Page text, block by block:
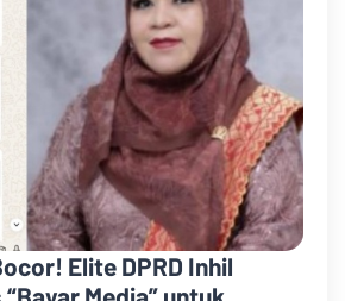
Elite DPRD Inhil